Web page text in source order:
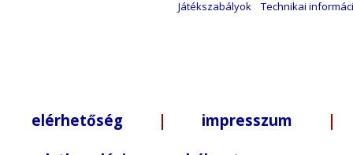
Játékszabályok Technikai
elérhetőség | impresszum |